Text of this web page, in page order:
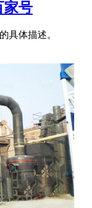
家号
具体描述。